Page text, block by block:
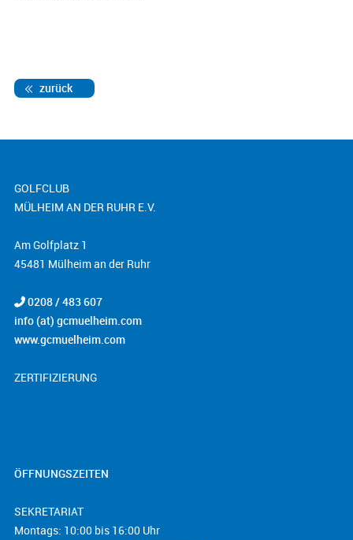
zurück
GOLFCLUB
MÜLHEIM AN DER RUHR E.V.
Am Golfplatz 1
45481 Mülheim an der Ruhr
0208 / 483 607
info (at) gcmuelheim.com
www.gcmuelheim.com
ZERTIFIZIERUNG
ÖFFNUNGSZEITEN
SEKRETARIAT
Montags: 10:00 bis 16:00 Uhr